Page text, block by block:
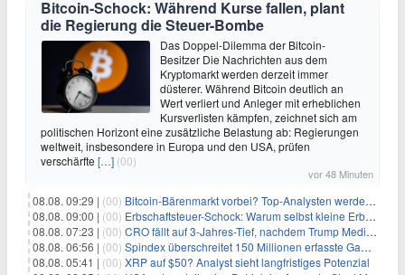
Bitcoin-Schock: Während Kurse fallen, plant
die Regierung die Steuer-Bombe
Das Doppel-Dilemma der Bitcoin-
Besitzer Die Nachrichten aus dem
Kryptomarkt werden derzeit immer
düsterer. Während Bitcoin deutlich an
Wert verliert und Anleger mit erheblichen
Kursverlisten kämpfen, zeichnet sich am
politischen Horizont eine zusätzliche Belastung ab: Regierungen
weltweit, insbesondere in Europa und den USA, prüfen
verschärfte […] (00)
vor 48 Minuten
08.08. 09:29 | (00) Bitcoin-Bärenmarkt vorbei? Top-Analysten werden optimistisch, aber die Geschichte sagt etwas anderes
08.08. 09:00 | (00) Erbschaftsteuer-Schock: Warum selbst kleine Erbschaften den Fiskus Millionen kosten
08.08. 07:23 | (00) CRO fällt auf 3-Jahres-Tief, nachdem Trump Media zwei große Crypto.com-Deals storniert
08.08. 06:56 | (00) Spindex überschreitet 150 Millionen erfasste Gaming-Ereignisse in Echtzeit-Datenpipeline
08.08. 05:41 | (00) XRP auf $50? Analyst sieht langfristiges Potenzial